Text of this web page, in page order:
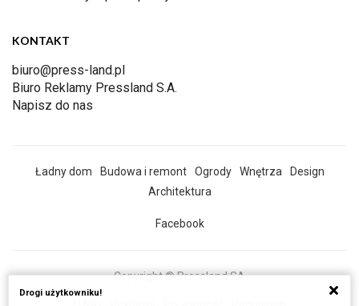
KONTAKT
biuro@press-land.pl
Biuro Reklamy Pressland S.A.
Napisz do nas
Ładny dom Budowa i remont Ogrody Wnętrza
Design
Architektura
Facebook
Copyright © Pressland SA
Drogi użytkowniku!